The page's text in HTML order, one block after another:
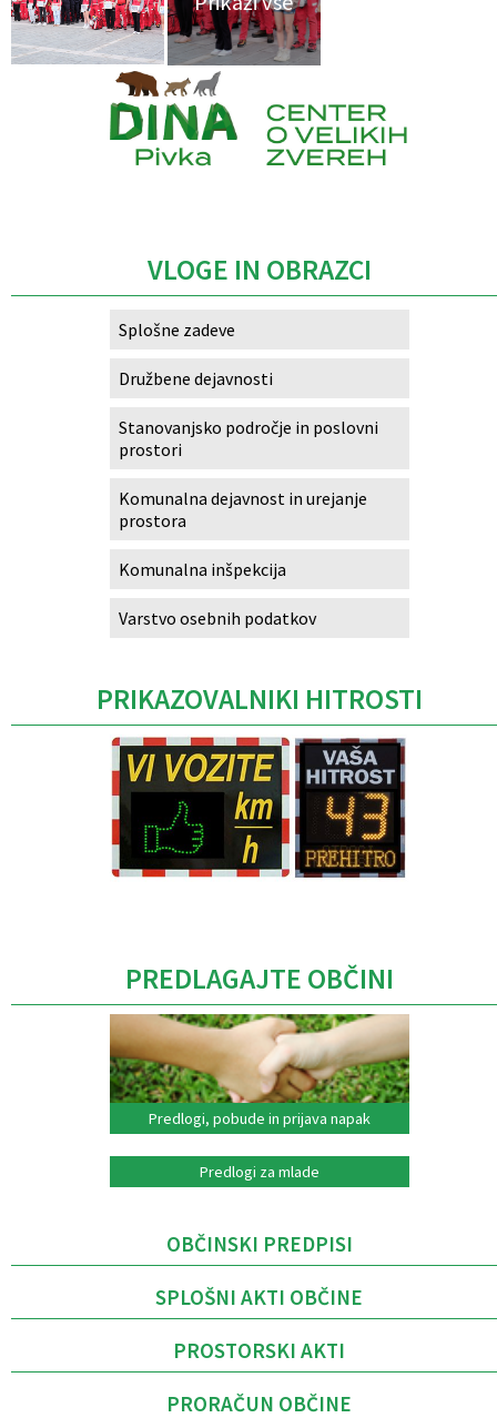
VLOGE IN OBRAZCI
Splošne zadeve
Družbene dejavnosti
Stanovanjsko področje in poslovni
prostori
Komunalna dejavnost in urejanje
prostora
Komunalna inšpekcija
Varstvo osebnih podatkov
PRIKAZOVALNIKI HITROSTI
PREDLAGAJTE OBČINI
Predlogi, pobude in prijava napak
Predlogi za mlade
OBČINSKI PREDPISI
SPLOŠNI AKTI OBČINE
PROSTORSKI AKTI
PRORAČUN OBČINE
Izobraževanje
Kultura, šport in turizem
Sociala in zdravstvo